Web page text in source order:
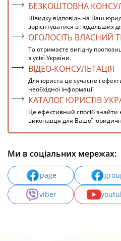
БЕЗКОШТОВНА
Швидку відповідь на Ваш
зорієнтуватися в подальших
ОГОЛОСІТЬ ВЛАСНИЙ
Та отримаєте вигідну
з усієї України.
ВІДЕО-КОНСУЛЬТАЦІЯ
Для юриста це сучасне і
необхідної інформації
КАТАЛОГ ЮРИСТІВ
Це ефективний спосіб знайти
виконавця для Вашої
Ми в соціальних мережах:
page
viber